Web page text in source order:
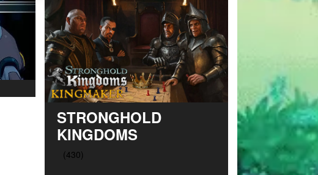
STRONGHOLD
KINGDOMS